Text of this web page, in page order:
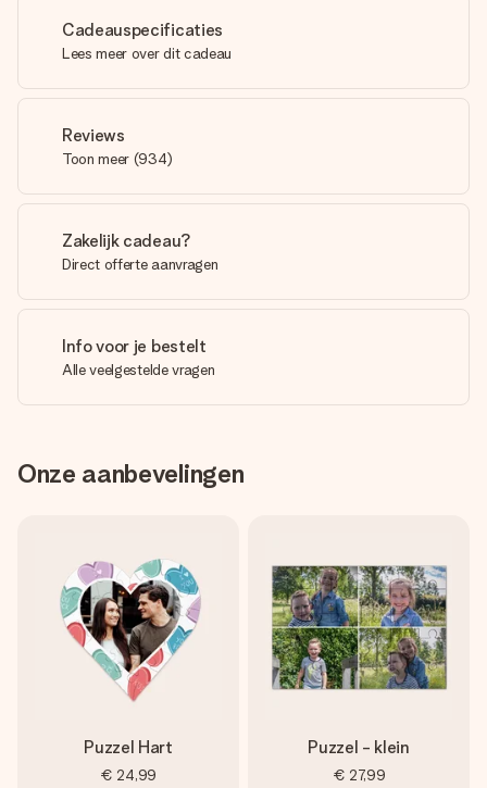
Cadeauspecificaties
Lees meer over dit cadeau
Reviews
Toon meer (934)
Zakelijk cadeau?
Direct offerte aanvragen
Info voor je bestelt
Alle veelgestelde vragen
Onze aanbevelingen
Puzzel Hart
€ 24,99
Puzzel - klein
€ 27,99